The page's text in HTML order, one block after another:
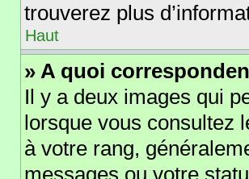
trouverez plus
Haut
» A quoi
Il y a deux images qui
lorsque vous consultez
à votre rang,
messages ou votre